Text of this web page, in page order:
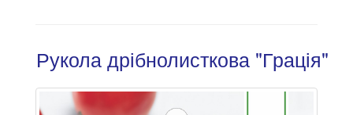
Рукола дрібнолисткова "Грація"